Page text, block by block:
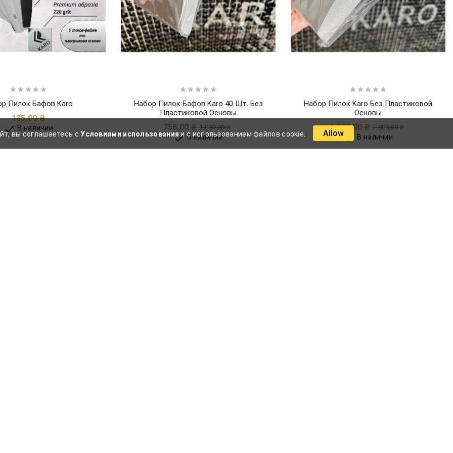
вы соглашаетесь сУсловиями использования и с использованием файлов cookie. Allow
    
Пилок Бафов Karo
135,00 ₴Цена
 В наличии
    
Набор Пилок Бафов Karo 40 Шт. Без
Пластиковой Основы
756,00 ₴ 1 080,00 ₴
цена
 В наличии
    
Набор Пилок Karo Без Пластиковой
Основы
1 530,00 ₴ 1 800,00 ₴
 В наличии